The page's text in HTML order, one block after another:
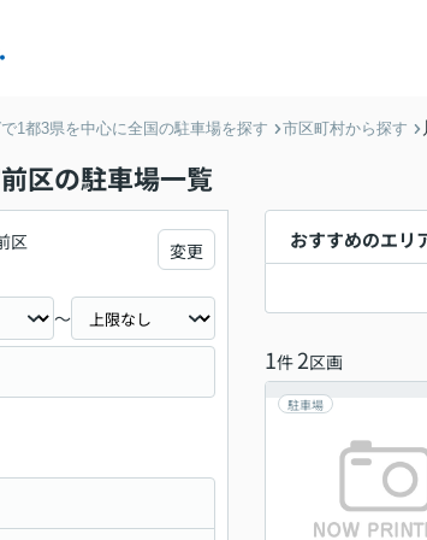
1都3県を中心に全国の駐車場を探す 市区町村から探す
区の駐車場一覧
おすすめのエリ
1件 2区画
駐車場
区 変更
～